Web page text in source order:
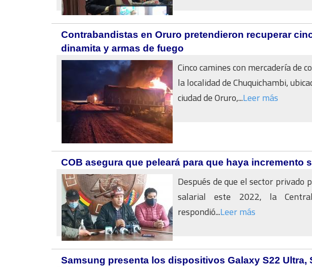
Contrabandistas en Oruro pretendieron recuperar
dinamita y armas de fuego
Cinco camines con mercadería de
la localidad de Chuquichambi,
ciudad de Oruro,...Leer más
COB asegura que peleará para que haya incremento
Después de que el sector privado
salarial este 2022, la
respondió...Leer más
Samsung presenta los dispositivos Galaxy S22 Ultra,